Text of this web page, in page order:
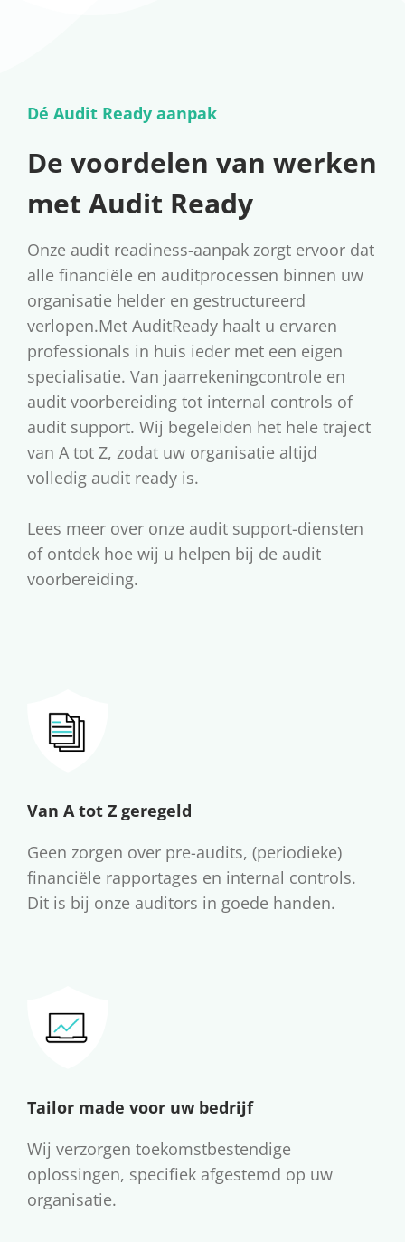
Dé Audit Ready aanpak
De voordelen van werken
met Audit Ready
Onze audit readiness-aanpak zorgt ervoor dat
alle financiële en auditprocessen binnen uw
organisatie helder en gestructureerd
verlopen.Met AuditReady haalt u ervaren
professionals in huis ieder met een eigen
specialisatie. Van jaarrekeningcontrole en
audit voorbereiding tot internal controls of
audit support. Wij begeleiden het hele traject
van A tot Z, zodat uw organisatie altijd
volledig audit ready is.
Lees meer over onze audit support-diensten
of ontdek hoe wij u helpen bij de audit
voorbereiding.
Van A tot Z geregeld
Geen zorgen over pre-audits, (periodieke)
financiële rapportages en internal controls.
Dit is bij onze auditors in goede handen.
Tailor made voor uw bedrijf
Wij verzorgen toekomstbestendige
oplossingen, specifiek afgestemd op uw
organisatie.